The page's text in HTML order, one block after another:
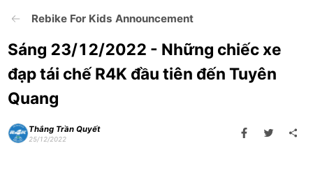
Rebike For Kids Announcement
Sáng 23/12/2022 - Những chiếc xe
đạp tái chế R4K đầu tiên đến Tuyên
Quang
Thắng Trần Quyết
25/12/2022